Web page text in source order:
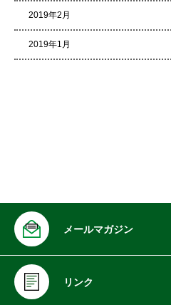
2019年2月
2019年1月
メールマガジン
リンク